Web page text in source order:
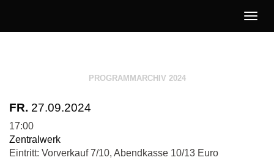
PROGRAMMARCHIV 2024
FR. 27.09.2024
17:00
Zentralwerk
Eintritt: Vorverkauf 7/10, Abendkasse 10/13 Euro